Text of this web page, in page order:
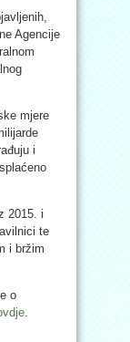
Agencije
mjere
i
2015. i
te
i bržim
o
.